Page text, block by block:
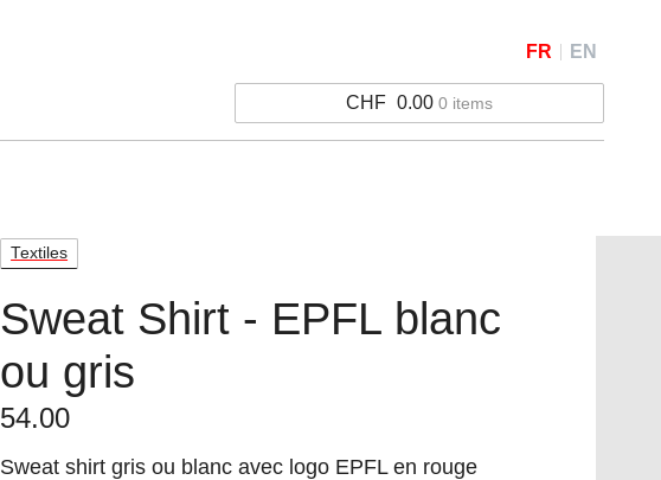
FR EN
CHF 0.00 0 items
Textiles
Sweat Shirt - EPFL blanc
ou gris
54.00
Sweat shirt gris ou blanc avec logo EPFL en rouge